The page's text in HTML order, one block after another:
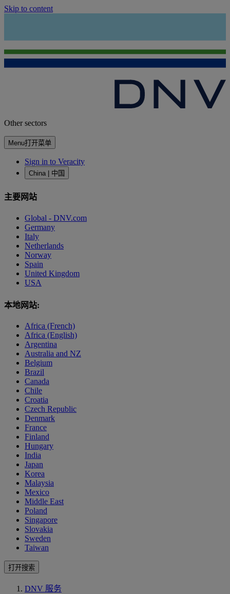
Skip to content
Other sectors
Menu打开菜单
Sign in to Veracity
China | 中国
主要网站
Global - DNV.com
Germany
Italy
Netherlands
Norway
Spain
United Kingdom
USA
本地网站:
Africa (French)
Africa (English)
Argentina
Australia and NZ
Belgium
Brazil
Canada
Chile
Croatia
Czech Republic
Denmark
France
Finland
Hungary
India
Japan
Korea
Malaysia
Mexico
Middle East
Poland
Singapore
Slovakia
Sweden
Taiwan
打开搜索
DNV 服务